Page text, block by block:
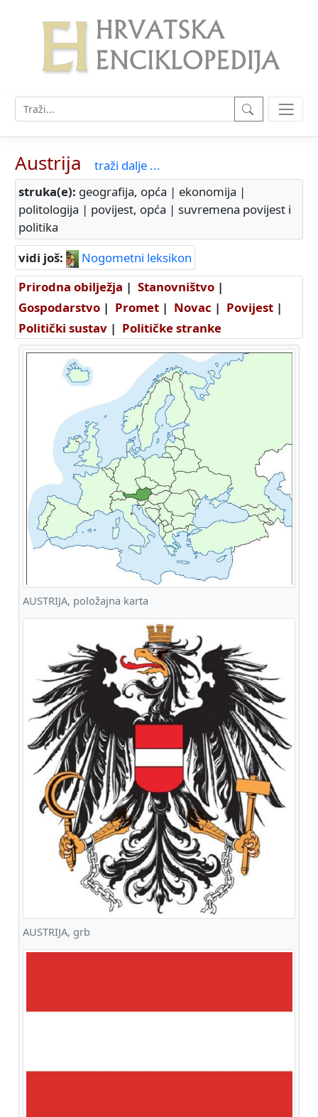
Austrija
traži dalje ...
struka(e): geografija, opća | ekonomija |
politologija | povijest, opća | suvremena povijest i
politika
vidi još:
Nogometni leksikon
Prirodna obilježja | Stanovništvo |
Gospodarstvo | Promet | Novac | Povijest |
Politički sustav | Političke stranke
AUSTRIJA, položajna karta
AUSTRIJA, grb